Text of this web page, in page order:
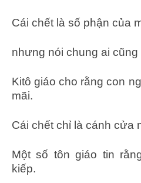
Cái chết là số phận của
nhưng nói chung ai cũng
Kitô giáo cho rằng con
mãi.
Cái chết chỉ là cánh cửa
Một số tôn giáo tin
kiếp.